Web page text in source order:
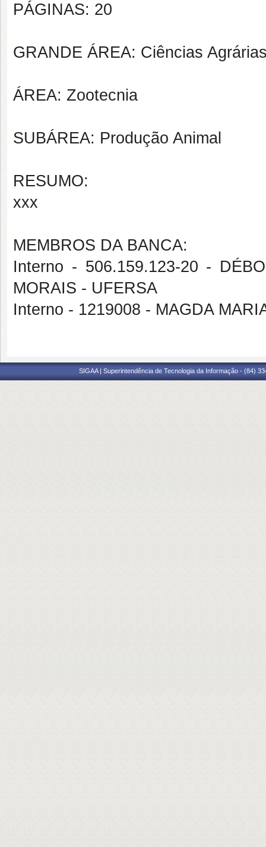
PÁGINAS: 20
GRANDE ÁREA: Ciências
ÁREA: Zootecnia
SUBÁREA: Produção Animal
RESUMO:
xxx
MEMBROS DA BANCA:
Interno - 506.159.123-20 -
MORAIS - UFERSA
Interno - 1219008 - MAGDA
SIGAA | Superintendência de Tecnologia da Informação - (84)